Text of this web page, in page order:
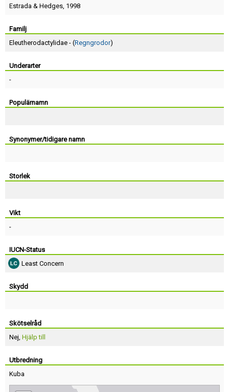
Estrada & Hedges, 1998
Familj
Eleutherodactylidae - (Regngrodor)
Underarter
-
Populärnamn
Synonymer/tidigare namn
Storlek
Vikt
-
IUCN-Status
Least Concern
Skydd
Skötselråd
Nej, Hjälp till
Utbredning
Kuba
Terms of Service
Skapa konto